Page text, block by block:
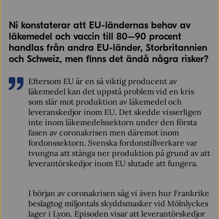
Ni konstaterar att EU-ländernas behov av
läkemedel och vaccin till 80–90 procent
handlas från andra EU-länder, Storbritannien
och Schweiz, men finns det ändå några risker?
Eftersom EU är en så viktig producent av
läkemedel kan det uppstå problem vid en kris
som slår mot produktion av läkemedel och
leveranskedjor inom EU. Det skedde visserligen
inte inom läkemedelssektorn under den första
fasen av coronakrisen men däremot inom
fordonssektorn. Svenska fordonstillverkare var
tvungna att stänga ner produktion på grund av att
leverantörskedjor inom EU slutade att fungera.
I början av coronakrisen såg vi även hur Frankrike
beslagtog miljontals skyddsmasker vid Mölnlyckes
lager i Lyon. Episoden visar att leverantörskedjor